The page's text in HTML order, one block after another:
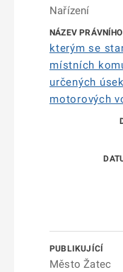
Nařízení
kterým se
místních
určených
motorových
Město Žatec